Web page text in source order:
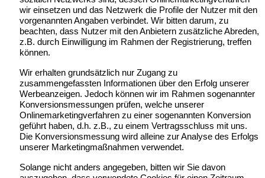
wir einsetzen und das Netzwerk die Profile der Nutzer mit den
vorgenannten Angaben verbindet. Wir bitten darum, zu
beachten, dass Nutzer mit den Anbietern zusätzliche Abreden,
z.B. durch Einwilligung im Rahmen der Registrierung, treffen
können.
Wir erhalten grundsätzlich nur Zugang zu
zusammengefassten Informationen über den Erfolg unserer
Werbeanzeigen. Jedoch können wir im Rahmen sogenannter
Konversionsmessungen prüfen, welche unserer
Onlinemarketingverfahren zu einer sogenannten Konversion
geführt haben, d.h. z.B., zu einem Vertragsschluss mit uns.
Die Konversionsmessung wird alleine zur Analyse des Erfolgs
unserer Marketingmaßnahmen verwendet.
Solange nicht anders angegeben, bitten wir Sie davon